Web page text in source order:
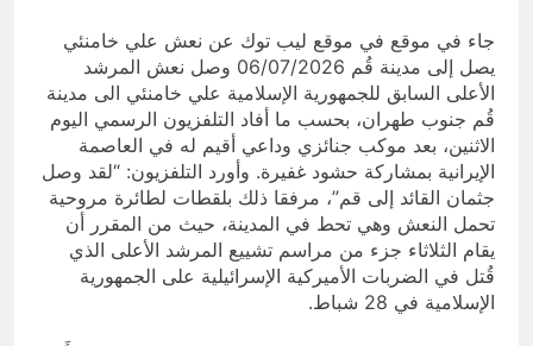
جاء في موقع في موقع ليب توك عن نعش علي خامنئي
يصل إلى مدينة قُم 06/07/2026 وصل نعش المرشد
الأعلى السابق للجمهورية الإسلامية علي خامنئي الى مدينة
قُم جنوب طهران، بحسب ما أفاد التلفزيون الرسمي اليوم
الاثنين، بعد موكب جنائزي وداعي أقيم له في العاصمة
الإيرانية بمشاركة حشود غفيرة. وأورد التلفزيون: “لقد وصل
جثمان القائد إلى قم”، مرفقا ذلك بلقطات لطائرة مروحية
تحمل النعش وهي تحط في المدينة، حيث من المقرر أن
يقام الثلاثاء جزء من مراسم تشييع المرشد الأعلى الذي
قُتل في الضربات الأميركية الإسرائيلية على الجمهورية
الإسلامية في 28 شباط.